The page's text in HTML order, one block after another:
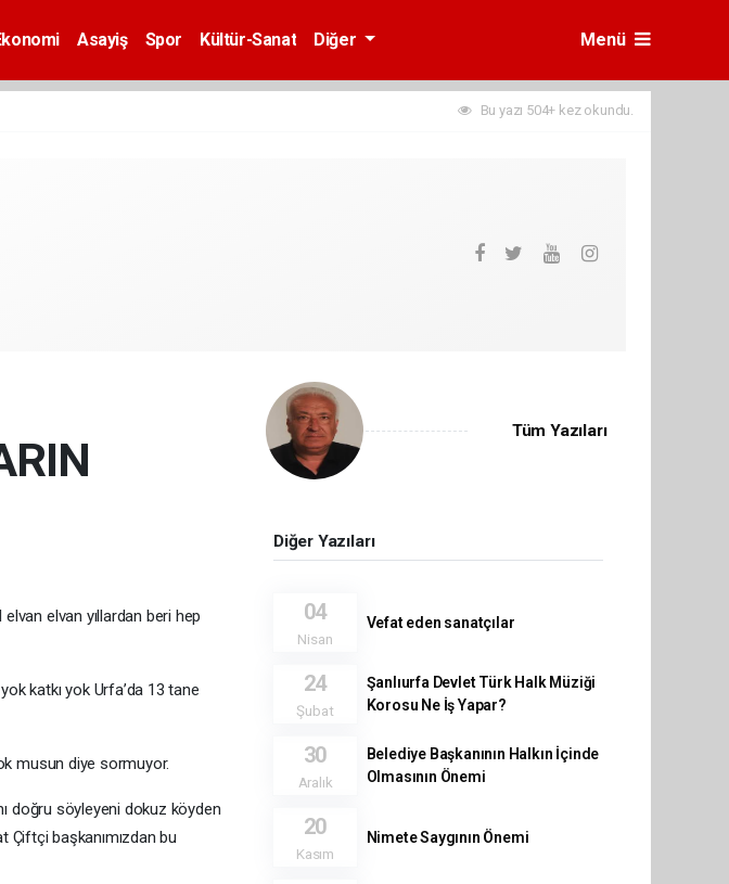
Asayiş Spor Kültür-Sanat Diğer Menü
Bu yazı 504+ kez okundu.
elvan yıllardan beri hep
katkı yok Urfa’da 13 tane
musun diye sormuyor.
doğru söyleyeni dokuz köyden
Çiftçi başkanımızdan bu
Tüm Yazıları
Diğer Yazıları
04
Nisan
Vefat eden sanatçılar
24
Şubat
Şanlıurfa Devlet Türk Halk Müziği
Korosu Ne İş Yapar?
30
Aralık
Belediye Başkanının Halkın İçinde
Olmasının Önemi
20
Kasım
Nimete Saygının Önemi